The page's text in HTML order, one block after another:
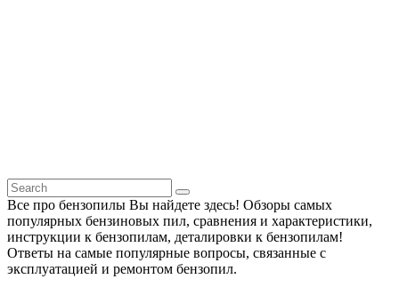
Все про бензопилы Вы найдете здесь! Обзоры самых
популярных бензиновых пил, сравнения и характеристики,
инструкции к бензопилам, деталировки к бензопилам!
Ответы на самые популярные вопросы, связанные с
эксплуатацией и ремонтом бензопил.